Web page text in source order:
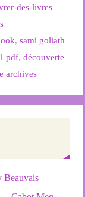
des-livres
,sami goliath
pdf,découverte
archives
Beauvais